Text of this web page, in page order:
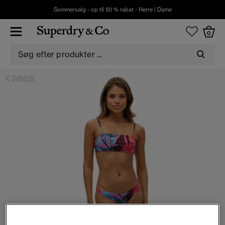
Sommersalg - op til 50 % rabat - Herre| Dame
0
DAMER